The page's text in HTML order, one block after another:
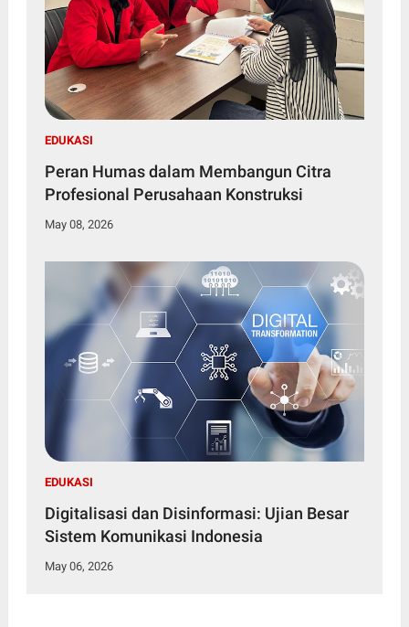
EDUKASI
Peran Humas dalam Membangun Citra
Profesional Perusahaan Konstruksi
May 08, 2026
EDUKASI
Digitalisasi dan Disinformasi: Ujian Besar
Sistem Komunikasi Indonesia
May 06, 2026